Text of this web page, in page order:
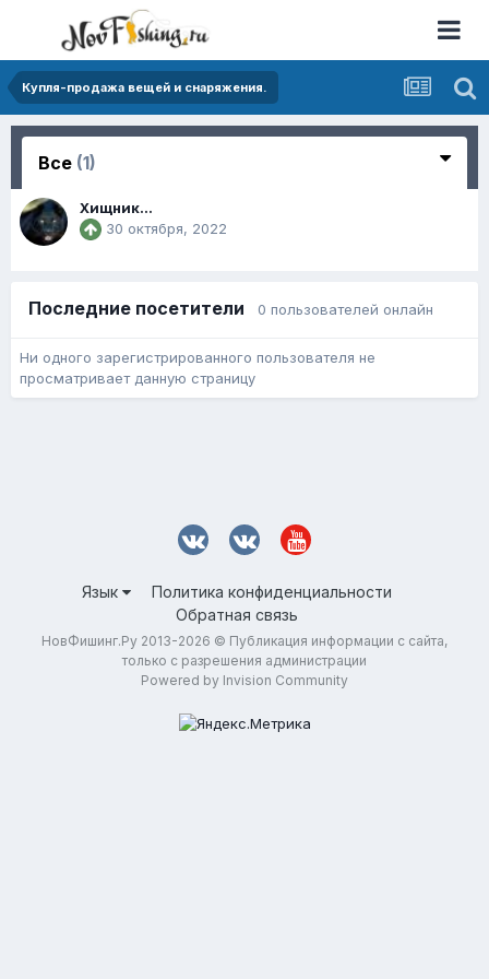
Купля-продажа вещей и снаряжения.
Все (1)
Хищник...
30 октября, 2022
Последние посетители 0 пользователей онлайн
Ни одного зарегистрированного пользователя не
просматривает данную страницу
Язык
Политика конфиденциальности
Обратная связь
НовФишинг.Ру 2013-2026 © Публикация информации с сайта,
только с разрешения администрации
Powered by Invision Community